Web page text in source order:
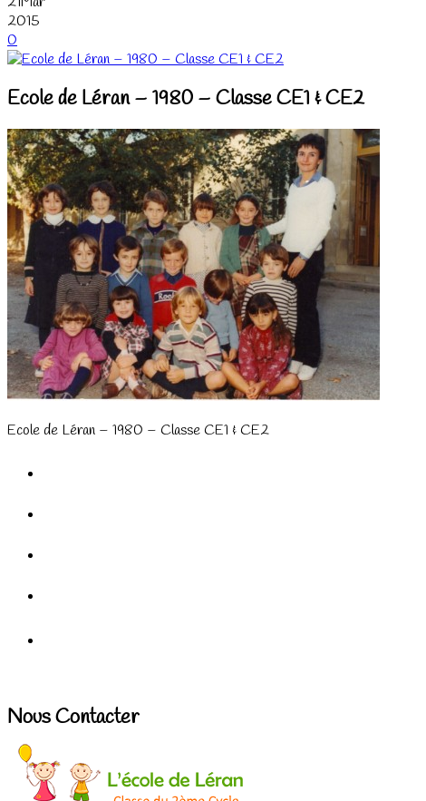
2015
0
Ecole de Léran – 1980 – Classe CE1 & CE2
Ecole de Léran – 1980 – Classe CE1 & CE2
Nous Contacter